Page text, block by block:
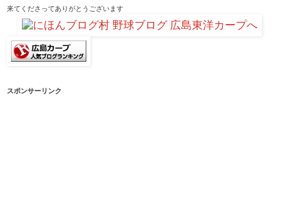
来てくださってありがとうございます
スポンサーリンク